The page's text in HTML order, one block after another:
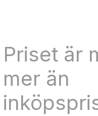
Priset är
mer än